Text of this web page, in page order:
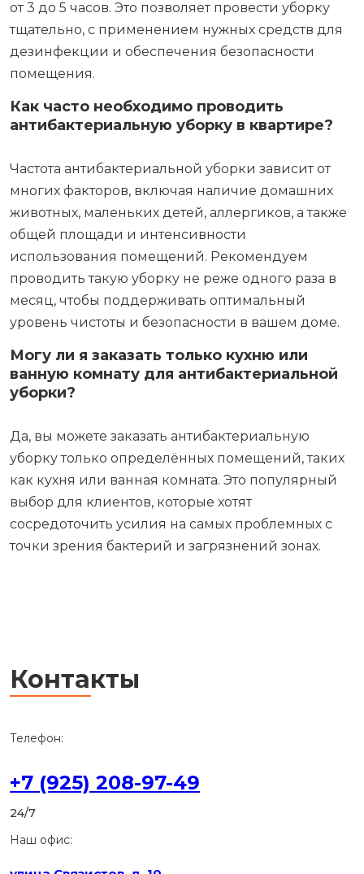
Время уборки однокомнатной квартиры может
варьироваться в зависимости от её размера и
степени загрязненности, но в среднем занимает
от 3 до 5 часов. Это позволяет провести уборку
тщательно, с применением нужных средств для
помещения.
Как часто необходимо проводить
антибактериальную уборку в квартире?
Частота антибактериальной уборки зависит от
многих факторов, включая наличие домашних
животных, маленьких детей, аллергиков, а также
общей площади и интенсивности
использования помещений. Рекомендуем
проводить такую уборку не реже одного раза в
месяц, чтобы поддерживать оптимальный
Могу ли я заказать только кухню или
ванную комнату для антибактериальной
уборки?
Да, вы можете заказать антибактериальную
уборку только определённых помещений, таких
Контакты
Телефон: